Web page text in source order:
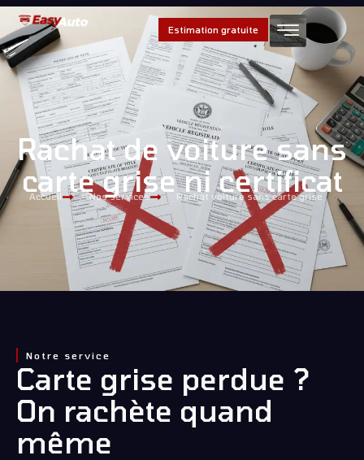
Estimation gratuite
Rachat de voiture sans
carte grise ni certificat
Accueil Nos services Rachat voiture sans carte grise
Notre service
Carte grise perdue ?
On rachète quand
même